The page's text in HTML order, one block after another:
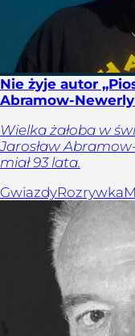
Nie żyje autor
Abramow-Newerly
Wielka żałoba w
Jarosław
miał 93 lata.
GwiazdyRozrywka